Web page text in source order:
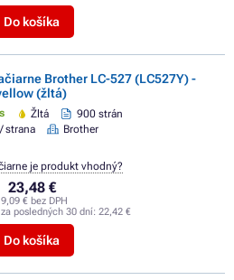
Do košíka
Brother LC-527 (LC527Y) -
(žltá)
Žltá
900 strán
strana
Brother
23,48 €
€ bez DPH
posledných 30 dní: 22,42 €
Do košíka
je produkt vhodný?